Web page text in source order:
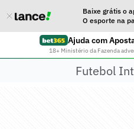
Baixe grátis o
O esporte na
Ajuda com
18+ Ministério da Fazenda
Futebol